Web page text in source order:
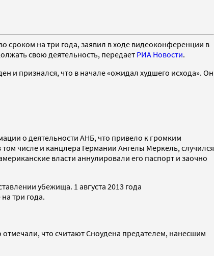
сроком на три года, заявил в ходе видеоконференции в
свою деятельность, передает РИА Новости.
и признался, что в начале «ожидал худшего исхода». Он
о деятельности АНБ, что привело к громким
числе и канцлера Германии Ангелы Меркель, случился
власти аннулировали его паспорт и заочно
убежища. 1 августа 2013 года
три года.
что считают Сноудена предателем, нанесшим